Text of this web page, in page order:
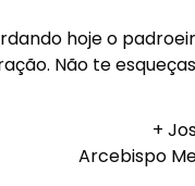
hoje o
Não te
+
Arcebispo